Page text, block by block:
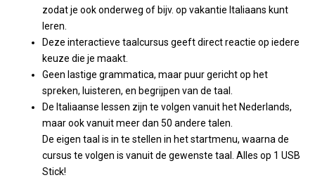
zodat je ook onderweg of bijv. op vakantie Italiaans kunt
leren.
Deze interactieve taalcursus geeft direct reactie op iedere
keuze die je maakt.
Geen lastige grammatica, maar puur gericht op het
spreken, luisteren, en begrijpen van de taal.
De Italiaanse lessen zijn te volgen vanuit het Nederlands,
maar ook vanuit meer dan 50 andere talen.
De eigen taal is in te stellen in het startmenu, waarna de
cursus te volgen is vanuit de gewenste taal. Alles op 1 USB
Stick!